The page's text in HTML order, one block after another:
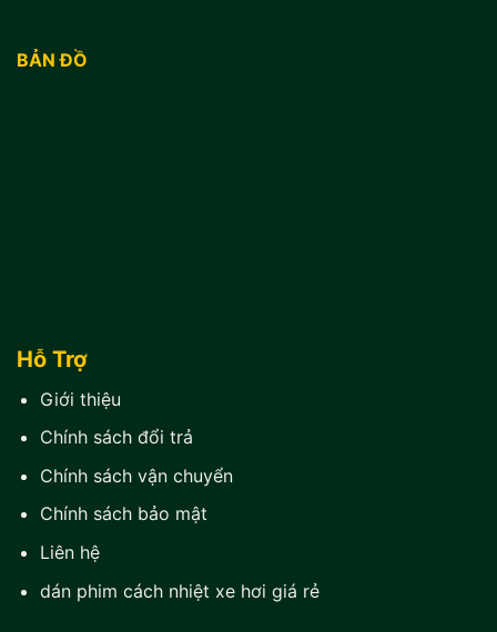
BẢN ĐỒ
Hỗ Trợ
Giới thiệu
Chính sách đổi trả
Chính sách vận chuyển
Chính sách bảo mật
Liên hệ
dán phim cách nhiệt xe hơi giá rẻ